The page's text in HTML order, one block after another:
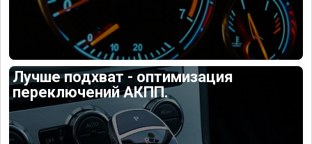
Лучше подхват - оптимизация
переключений АКПП.